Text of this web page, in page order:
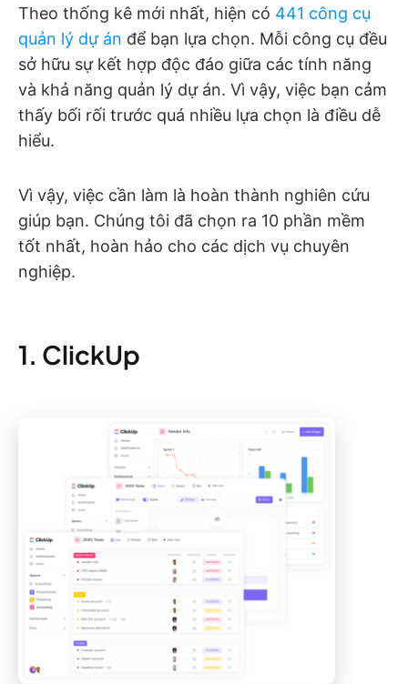
Theo thống kê mới nhất, hiện có 441 công cụ
quản lý dự án để bạn lựa chọn. Mỗi công cụ đều
sở hữu sự kết hợp độc đáo giữa các tính năng
và khả năng quản lý dự án. Vì vậy, việc bạn cảm
thấy bối rối trước quá nhiều lựa chọn là điều dễ
hiểu.
Vì vậy, việc cần làm là hoàn thành nghiên cứu
giúp bạn. Chúng tôi đã chọn ra 10 phần mềm
tốt nhất, hoàn hảo cho các dịch vụ chuyên
nghiệp.
1. ClickUp